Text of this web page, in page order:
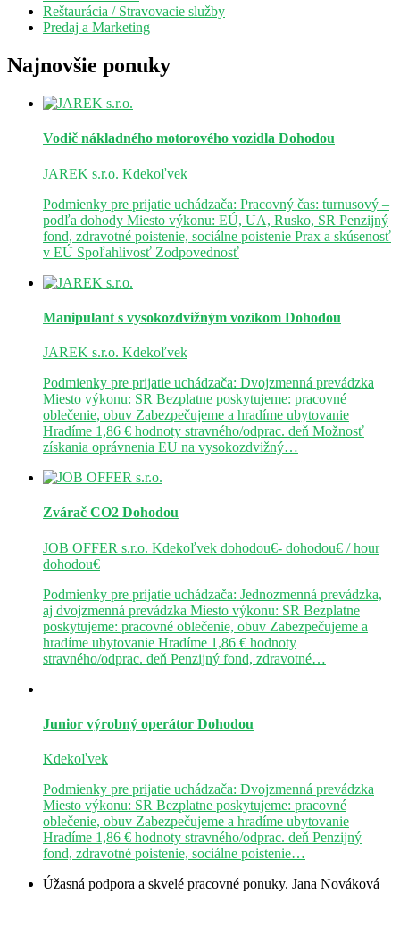
Reštaurácia / Stravovacie služby
Predaj a Marketing
Najnovšie ponuky
Vodič nákladného motorového vozidla Dohodou
JAREK s.r.o. Kdekoľvek
Podmienky pre prijatie uchádzača: Pracovný čas: turnusový –
podľa dohody Miesto výkonu: EÚ, UA, Rusko, SR Penzijný
fond, zdravotné poistenie, sociálne poistenie Prax a skúsenosť
v EÚ Spoľahlivosť Zodpovednosť
Manipulant s vysokozdvižným vozíkom Dohodou
JAREK s.r.o. Kdekoľvek
Podmienky pre prijatie uchádzača: Dvojzmenná prevádzka
Miesto výkonu: SR Bezplatne poskytujeme: pracovné
oblečenie, obuv Zabezpečujeme a hradíme ubytovanie
Hradíme 1,86 € hodnoty stravného/odprac. deň Možnosť
získania oprávnenia EU na vysokozdvižný…
Zvárač CO2 Dohodou
JOB OFFER s.r.o. Kdekoľvek dohodou€- dohodou€ / hour
dohodou€
Podmienky pre prijatie uchádzača: Jednozmenná prevádzka,
aj dvojzmenná prevádzka Miesto výkonu: SR Bezplatne
poskytujeme: pracovné oblečenie, obuv Zabezpečujeme a
hradíme ubytovanie Hradíme 1,86 € hodnoty
stravného/odprac. deň Penzijný fond, zdravotné…
Junior výrobný operátor Dohodou
Kdekoľvek
Podmienky pre prijatie uchádzača: Dvojzmenná prevádzka
Miesto výkonu: SR Bezplatne poskytujeme: pracovné
oblečenie, obuv Zabezpečujeme a hradíme ubytovanie
Hradíme 1,86 € hodnoty stravného/odprac. deň Penzijný
fond, zdravotné poistenie, sociálne poistenie…
Úžasná podpora a skvelé pracovné ponuky. Jana Nováková